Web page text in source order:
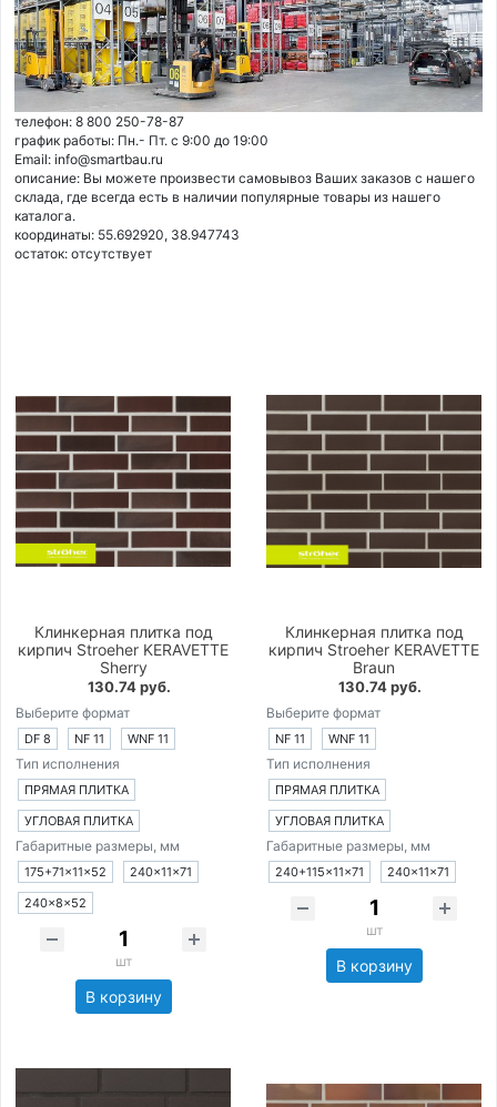
телефон: 8 800 250-78-87
график работы: Пн.- Пт. с 9:00 до 19:00
Email: info@smartbau.ru
описание: Вы можете произвести самовывоз Ваших заказов с нашего
склада, где всегда есть в наличии популярные товары из нашего
каталога.
координаты: 55.692920, 38.947743
остаток: отсутствует
Клинкерная плитка под
кирпич Stroeher KERAVETTE
Sherry
130.74 руб.
Выберите формат
DF 8 NF 11 WNF 11
Тип исполнения
ПРЯМАЯ ПЛИТКА
УГЛОВАЯ ПЛИТКА
Габаритные размеры, мм
175+71×11×52
240×11×71
240×8×52
шт
В корзину
Клинкерная плитка под
кирпич Stroeher KERAVETTE
Braun
130.74 руб.
Выберите формат
NF 11 WNF 11
Тип исполнения
ПРЯМАЯ ПЛИТКА
УГЛОВАЯ ПЛИТКА
Габаритные размеры, мм
240+115×11×71 240×11×71
шт
В корзину